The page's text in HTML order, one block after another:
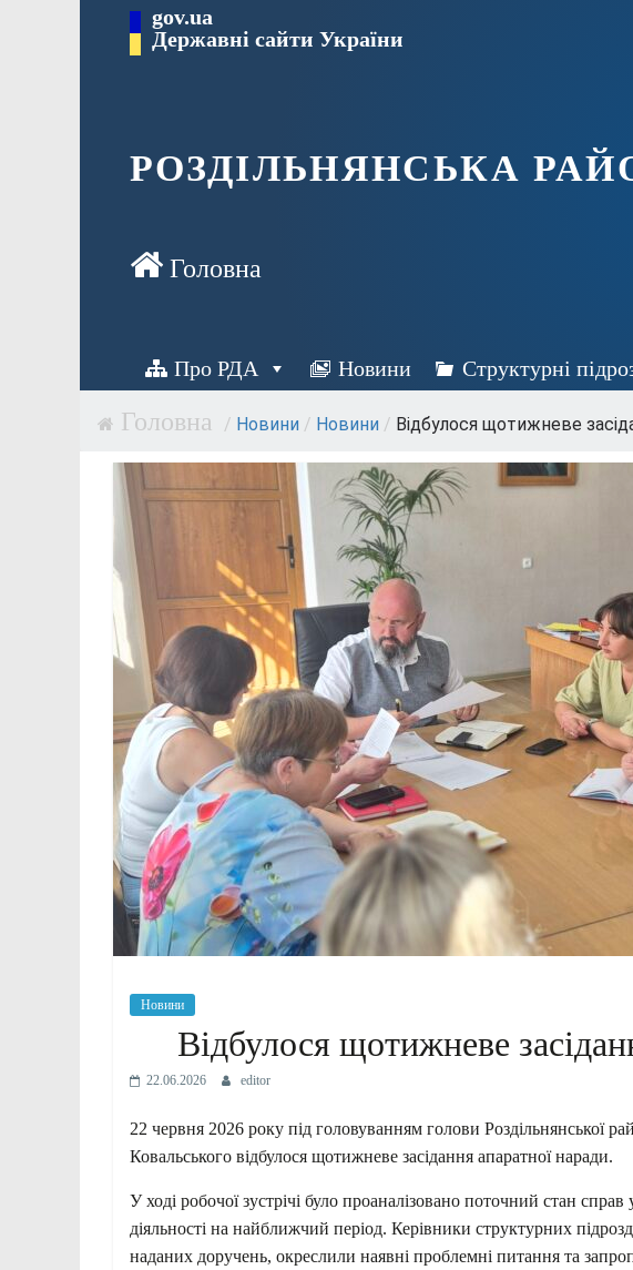
Перейти gov.ua
Державні сайти України
РОЗДІЛЬНЯНСЬКА
Про РДА Новини Структурні
/ Новини / Новини / Відбулося щотижневе
Новини
Відбулося щотижневе
22.06.2026 editor
22 червня 2026 року під головуванням голови Роздільнянської
Ковальського відбулося щотижневе засідання апаратної наради.
У ході робочої зустрічі було проаналізовано поточний стан
діяльності на найближчий період. Керівники структурних
наданих доручень, окреслили наявні проблемні питання та